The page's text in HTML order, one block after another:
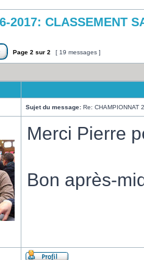
2017: CLASSEMENT
Page 2 sur 2 [ 19 messages ]
Sujet du message: Re: CHAMPIONNAT
Merci Pierre
Bon après-